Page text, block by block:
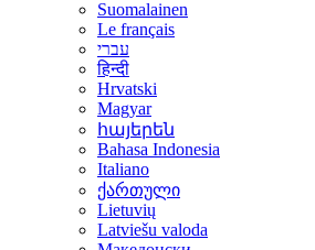
Suomalainen
Le français
עברי
हिन्दी
Hrvatski
Magyar
հայերեն
Bahasa Indonesia
Italiano
ქართული
Lietuvių
Latviešu valoda